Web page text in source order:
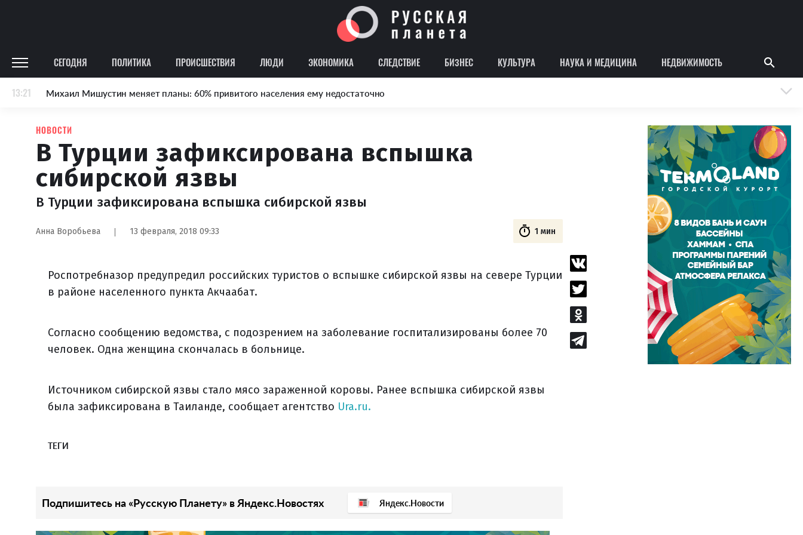
СЕГОДНЯ ПОЛИТИКА ПРОИСШЕСТВИЯ ЛЮДИ ЭКОНОМИКА СЛЕДСТВИЕ БИЗНЕС КУЛЬТУРА НАУКА И МЕДИЦИНА НЕДВИЖИМОСТЬ
13:21 Михаил Мишустин меняет планы: 60% привитого населения ему недостаточно
НОВОСТИ
В Турции зафиксирована вспышка
сибирской язвы
В Турции зафиксирована вспышка сибирской язвы
Анна Воробьева 13 февраля, 2018 09:33 1 мин
Роспотребназор предупредил российских туристов о вспышке сибирской язвы на севере Турции
в районе населенного пункта Акчаабат.
Согласно сообщению ведомства, с подозрением на заболевание госпитализированы более 70
человек. Одна женщина скончалась в больнице.
Источником сибирской язвы стало мясо зараженной коровы. Ранее вспышка сибирской язвы
была зафиксирована в Таиланде, сообщает агентство Ura.ru.
ТЕГИ
Подпишитесь на «Русскую Планету» в Яндекс.Новостях Яндекс.Новости